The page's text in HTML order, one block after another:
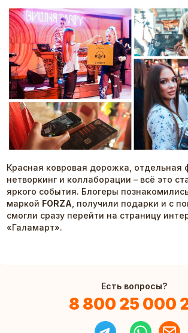
Красная ковровая дорожка, отдельная
нетворкинг и коллаборации – всё это
яркого события. Блогеры
маркой FORZA , получили подарки и с
смогли сразу перейти на страницу
«Галамарт».
Есть вопросы?
8 800 25 000